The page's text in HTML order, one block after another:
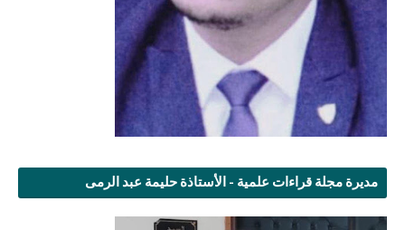
مديرة مجلة قراءات علمية - الأستاذة حليمة عبد الرمى